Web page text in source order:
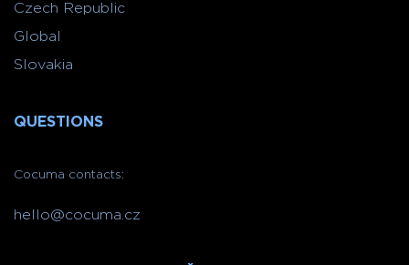
Czech Republic
Global
Slovakia
QUESTIONS
Cocuma contacts:
hello@cocuma.cz